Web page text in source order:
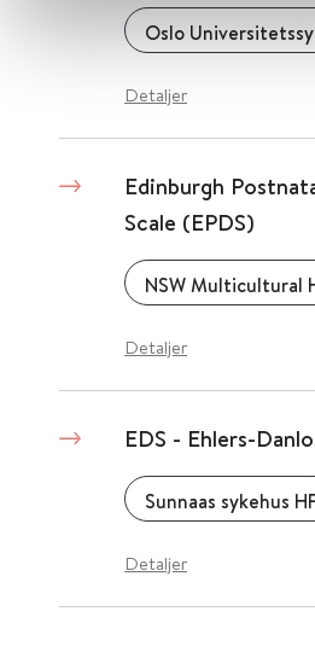
Oslo
Detaljer
Edinburgh
Scale (EPDS)
Detaljer
EDS - Ehlers-
Sunnaas sykehus
Detaljer